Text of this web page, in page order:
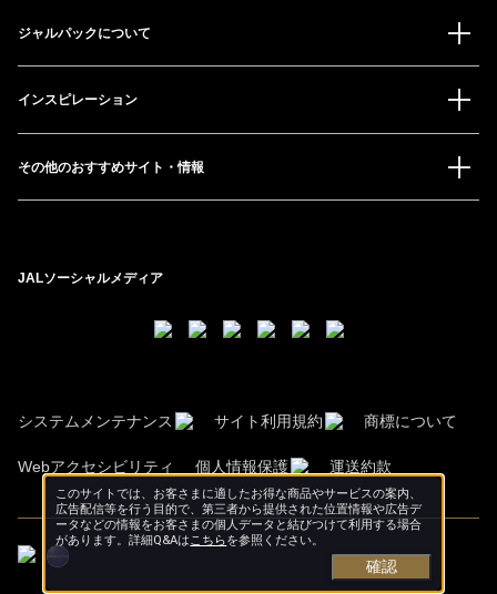
ジャルパックについて
インスピレーション
その他のおすすめサイト・情報
JALソーシャルメディア
システムメンテナンス サイト利用規約 商標について
Webアクセシビリティ 個人情報保護 運送約款
このサイトでは、お客さまに適したお得な商品やサービスの案内、
広告配信等を行う目的で、第三者から提供された位置情報や広告デ
ータなどの情報をお客さまの個人データと結びつけて利用する場合
があります。詳細Q&Aはこちらを参照ください。
確認